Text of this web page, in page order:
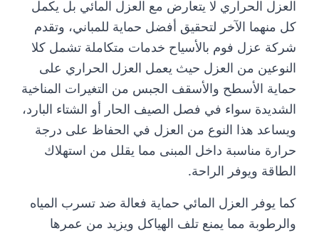
العزل الحراري لا يتعارض مع العزل المائي بل يكمل
كل منهما الآخر لتحقيق أفضل حماية للمباني، وتقدم
شركة عزل فوم بالأسياح خدمات متكاملة تشمل كلا
النوعين من العزل حيث يعمل العزل الحراري على
حماية الأسطح والأسقف الجبس من التغيرات المناخية
الشديدة سواء في فصل الصيف الحار أو الشتاء البارد،
ويساعد هذا النوع من العزل في الحفاظ على درجة
حرارة مناسبة داخل المبنى مما يقلل من استهلاك
الطاقة ويوفر الراحة.
كما يوفر العزل المائي حماية فعالة ضد تسرب المياه
والرطوبة مما يمنع تلف الهياكل ويزيد من عمرها